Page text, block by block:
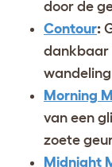
door de
Contour:
dankbaar
Morning
van een
zoete
Midnight